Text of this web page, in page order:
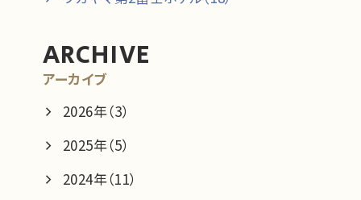
ARCHIVE
アーカイブ
2026年（3）
2025年（5）
2024年（11）
[ × 閉じる ]